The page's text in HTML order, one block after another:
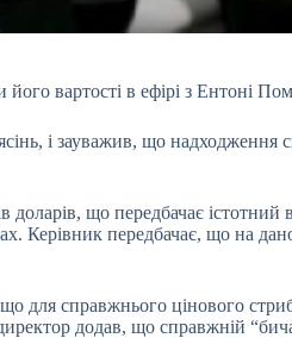
вартості в ефірі з Ентоні
і зауважив, що
що передбачає
Керівник передбачає, що на
для справжнього цінового
додав, що справжній